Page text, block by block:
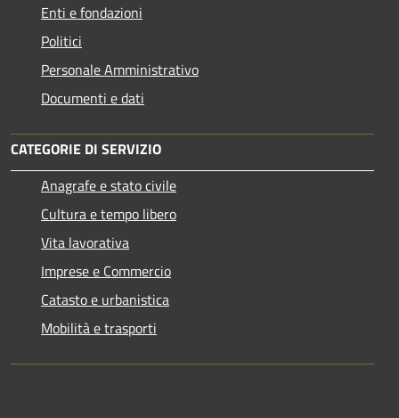
Enti e fondazioni
Politici
Personale Amministrativo
Documenti e dati
CATEGORIE DI SERVIZIO
Anagrafe e stato civile
Cultura e tempo libero
Vita lavorativa
Imprese e Commercio
Catasto e urbanistica
Mobilità e trasporti